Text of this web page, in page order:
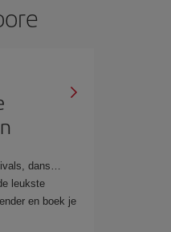
dans…
leukste
en boek je